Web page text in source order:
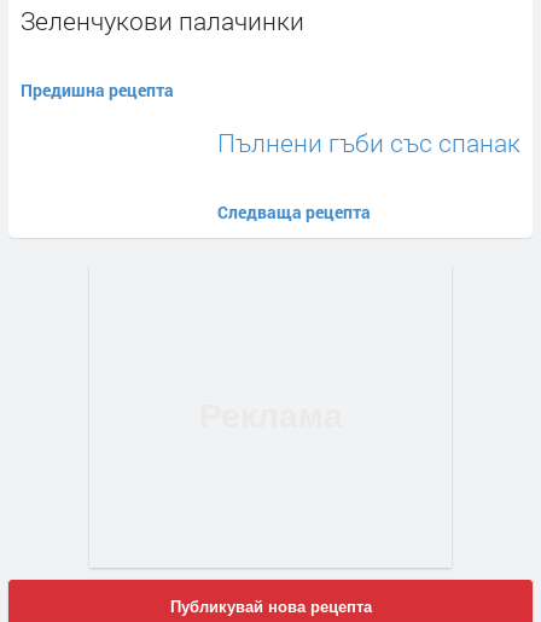
Зеленчукови палачинки
Предишна рецепта
Пълнени гъби със спанак
Следваща рецепта
Публикувай нова рецепта